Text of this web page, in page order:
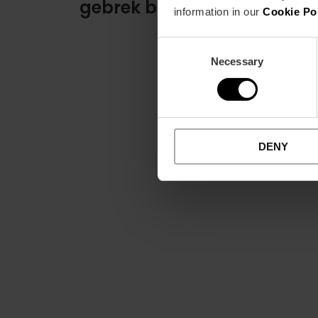
information in our Cookie
Necessary
DENY
gebrek bij «Love to Rock»